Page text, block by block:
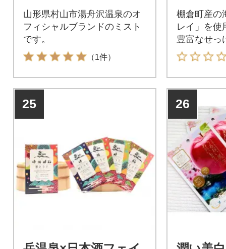
山形県村山市湯舟沢温泉のオ
フィシャルブランドのミスト
です。
（1件）
棚倉町産の
レイ」を使
豊富なせっ
25 26